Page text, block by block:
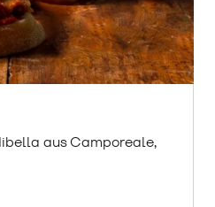
aus Camporeale,